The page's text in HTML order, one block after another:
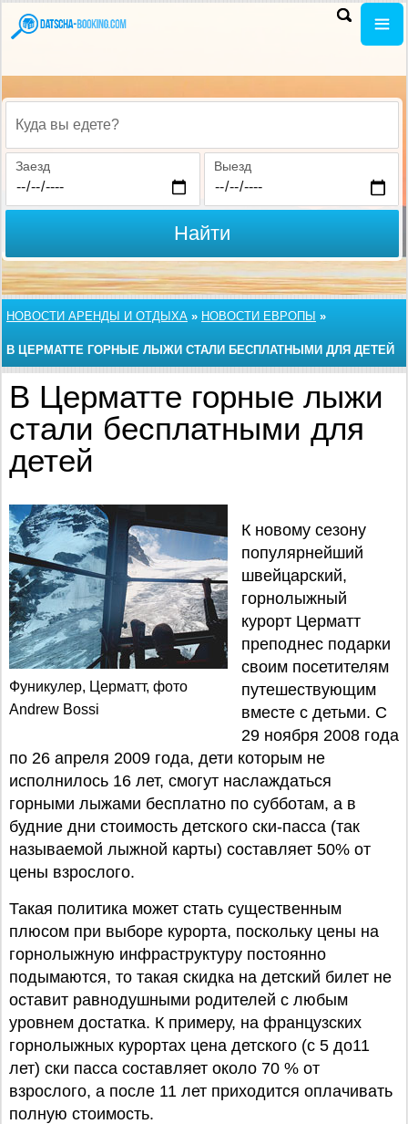
Куда вы едете?
Заезд Выезд
Найти
НОВОСТИ АРЕНДЫ И ОТДЫХА » НОВОСТИ ЕВРОПЫ »
В ЦЕРМАТТЕ ГОРНЫЕ ЛЫЖИ СТАЛИ БЕСПЛАТНЫМИ ДЛЯ ДЕТЕЙ
В Церматте горные лыжи
стали бесплатными для
детей
Фуникулер, Церматт, фото
Andrew Bossi
К новому сезону
популярнейший
швейцарский,
горнолыжный
курорт Церматт
преподнес подарки
своим посетителям
путешествующим
вместе с детьми. С
29 ноября 2008 года
по 26 апреля 2009 года, дети которым не
исполнилось 16 лет, смогут наслаждаться
горными лыжами бесплатно по субботам, а в
будние дни стоимость детского ски-пасса (так
называемой лыжной карты) составляет 50% от
цены взрослого.
Такая политика может стать существенным
плюсом при выборе курорта, поскольку цены на
горнолыжную инфраструктуру постоянно
подымаются, то такая скидка на детский билет не
оставит равнодушными родителей с любым
уровнем достатка. К примеру, на французских
горнолыжных курортах цена детского (с 5 до11
лет) ски пасса составляет около 70 % от
взрослого, а после 11 лет приходится оплачивать
полную стоимость.